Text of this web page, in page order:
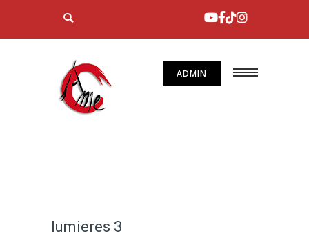
ADMIN
lumieres 3